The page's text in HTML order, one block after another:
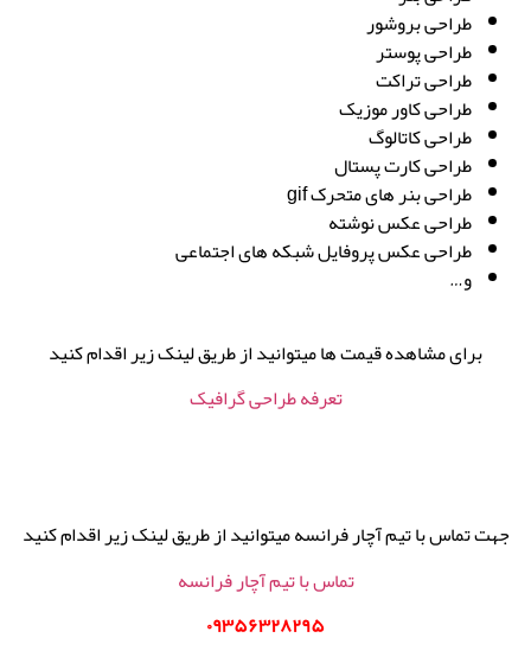
طراحی بروشور
طراحی پوستر
طراحی تراکت
طراحی کاور موزیک
طراحی کاتالوگ
طراحی کارت پستال
طراحی بنر های متحرک gif
طراحی عکس نوشته
طراحی عکس پروفایل شبکه های اجتماعی
و…
برای مشاهده قیمت ها میتوانید از طریق لینک زیر اقدام کنید
تعرفه طراحی گرافیک
جهت تماس با تیم آچار فرانسه میتوانید از طریق لینک زیر اقدام کنید
تماس با تیم آچار فرانسه
۰۹۳۵۶۳۲۸۲۹۵